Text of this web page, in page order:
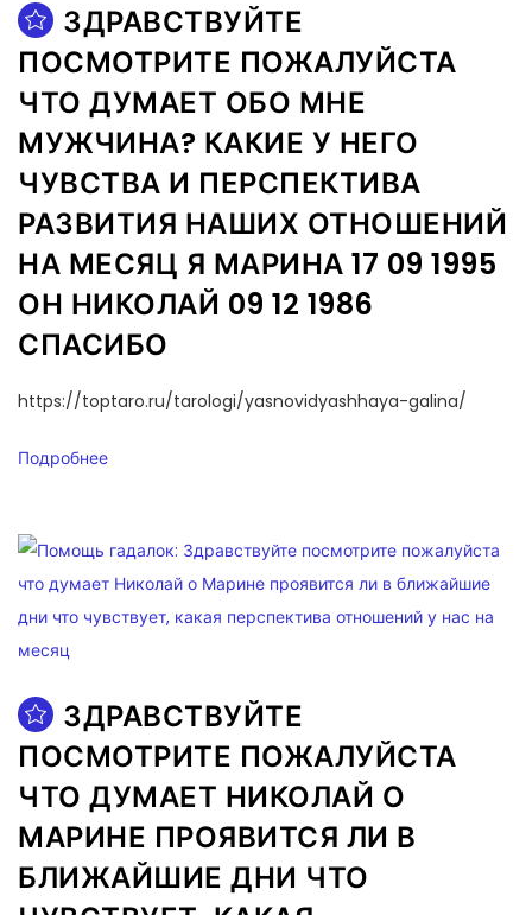
ЗДРАВСТВУЙТЕ
ПОСМОТРИТЕ ПОЖАЛУЙСТА
ЧТО ДУМАЕТ ОБО МНЕ
МУЖЧИНА? КАКИЕ У НЕГО
ЧУВСТВА И ПЕРСПЕКТИВА
РАЗВИТИЯ НАШИХ ОТНОШЕНИЙ
НА МЕСЯЦ Я МАРИНА 17 09 1995
ОН НИКОЛАЙ 09 12 1986
СПАСИБО
https://toptaro.ru/tarologi/yasnovidyashhaya-galina/
Подробнее
ЗДРАВСТВУЙТЕ
ПОСМОТРИТЕ ПОЖАЛУЙСТА
ЧТО ДУМАЕТ НИКОЛАЙ О
МАРИНЕ ПРОЯВИТСЯ ЛИ В
БЛИЖАЙШИЕ ДНИ ЧТО